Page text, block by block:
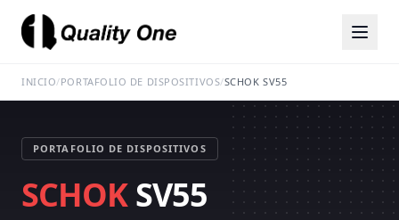
INICIO/PORTAFOLIO DE DISPOSITIVOS/SCHOK SV55
PORTAFOLIO DE DISPOSITIVOS
SCHOKSV55